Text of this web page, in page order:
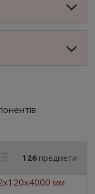
126предмети